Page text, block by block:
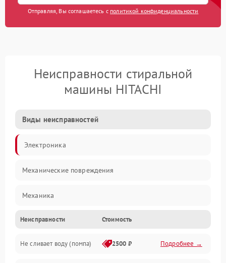
Отправляя, Вы соглашаетесь с политикой конфиденциальности
Неисправности стиральной
машины HITACHI
Виды неисправностей
Электроника
Механические повреждения
Механика
Электропитание
Водоснабжение
Неисправности Стоимость
Не сливает воду (помпа) 2500 ₽ Подробнее →